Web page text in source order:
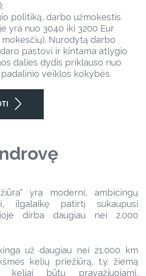
politiką, darbo užmokestis
yra nuo 3040 iki 3200 Eur
Nurodytą darbo
pastovi ir kintama atlygio
dalies dydis priklauso nuo
veiklos kokybės.
yra moderni, ambicingų
ilgalaikę patirtį sukaupusi
dirba daugiau nei 2.000
už daugiau nei 21.000 km
kelių priežiūrą, t.y. žiemą
keliai būtų pravažiuojami,